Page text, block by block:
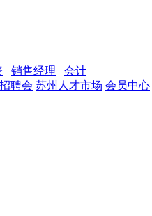
销售经理
会计
聘会 苏州人才市场 会员中心